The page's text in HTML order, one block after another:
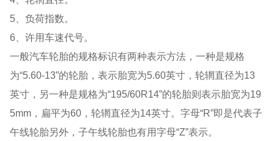
5、负荷指数。
6、许用车速代号。
一般汽车轮胎的规格标识有两种表示方法，一种是规格
为“5.60-13”的轮胎，表示胎宽为5.60英寸，轮辋直径为13
英寸，另一种是规格为“195/60R14”的轮胎则表示胎宽为19
5mm，扁平为60，轮辋直径为14英寸。字母“R”即是代表子
午线轮胎另外，子午线轮胎也有用字母“Z”表示。